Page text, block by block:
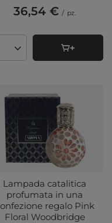
36,54 € / pz.
di prodotti
Lampada catalitica
profumata in una
regalo Pink
Floral Woodbridge